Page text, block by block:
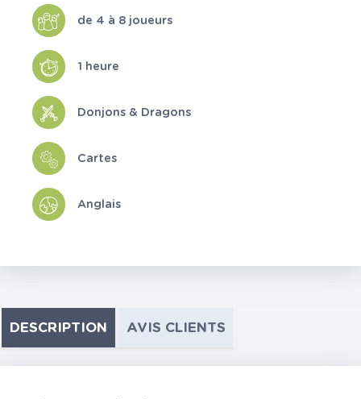
de 4 à 8 joueurs
1 heure
Donjons & Dragons
Cartes
Anglais
DESCRIPTION AVIS CLIENTS